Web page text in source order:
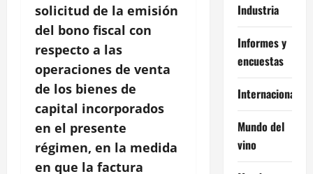
solicitud de la emisión
del bono fiscal con
respecto a las
operaciones de venta
de los bienes de
capital incorporados
en el presente
régimen, en la medida
en que la factura
Industria
Informes y
encuestas
Internacional
Mundo del
vino